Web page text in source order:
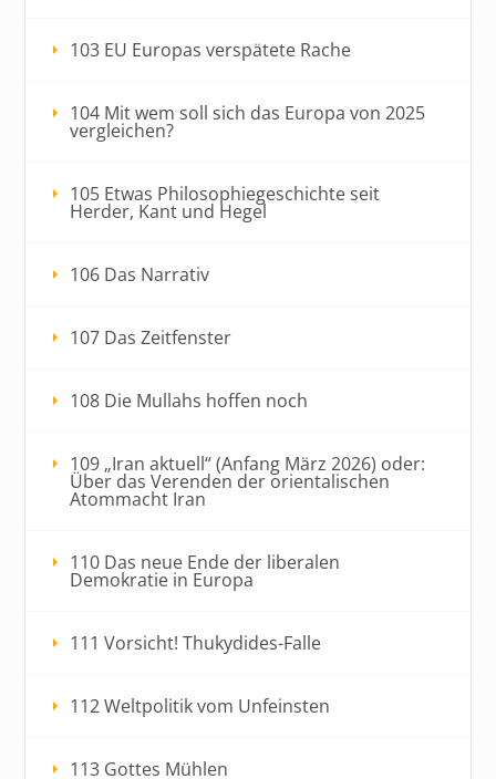
103 EU Europas verspätete Rache
104 Mit wem soll sich das Europa von 2025
vergleichen?
105 Etwas Philosophiegeschichte seit
Herder, Kant und Hegel
106 Das Narrativ
107 Das Zeitfenster
108 Die Mullahs hoffen noch
109 „Iran aktuell“ (Anfang März 2026) oder:
Über das Verenden der orientalischen
Atommacht Iran
110 Das neue Ende der liberalen
Demokratie in Europa
111 Vorsicht! Thukydides-Falle
112 Weltpolitik vom Unfeinsten
113 Gottes Mühlen